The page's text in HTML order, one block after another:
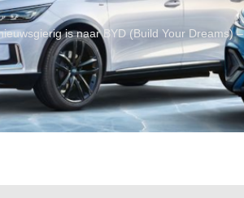
is naar BYD (Build Your Dreams)